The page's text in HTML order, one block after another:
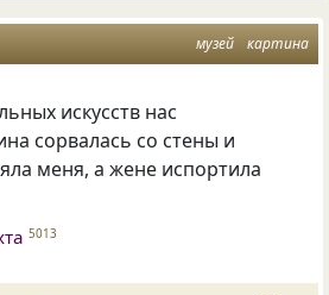
музей картина
искусств нас
сорвалась со стены и
меня, а жене испортила
5013